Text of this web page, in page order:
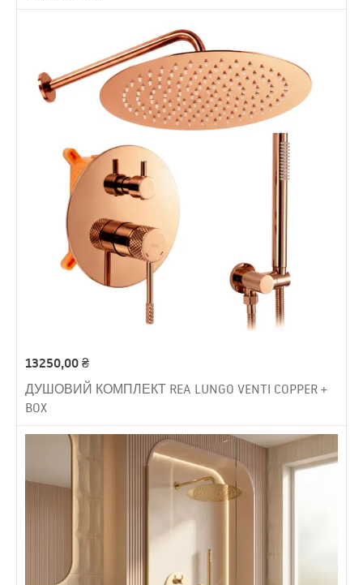
13250,00₴
ДУШОВИЙ КОМПЛЕКТ REA LUNGO VENTI COPPER +
BOX